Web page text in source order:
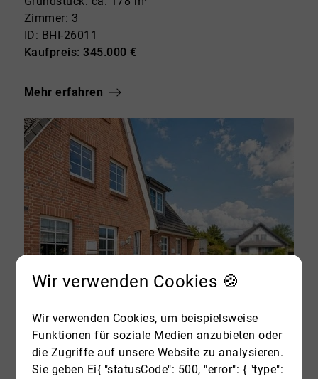
Zimmer: 3
ID: BHI-26011
Kaufpreis: 345.000 €
Mehr erfahren
25474 Bönningstedt
Wir verwenden Cookies 🍪
Wir verwenden Cookies, um beispielsweise
Funktionen für soziale Medien anzubieten oder
die Zugriffe auf unsere Website zu analysieren.
Sie geben Ei{ "statusCode": 500, "error": { "type":